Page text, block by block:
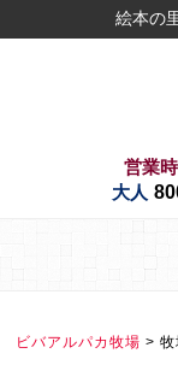
絵本の
営業
大人
ビバアルパカ牧場 >